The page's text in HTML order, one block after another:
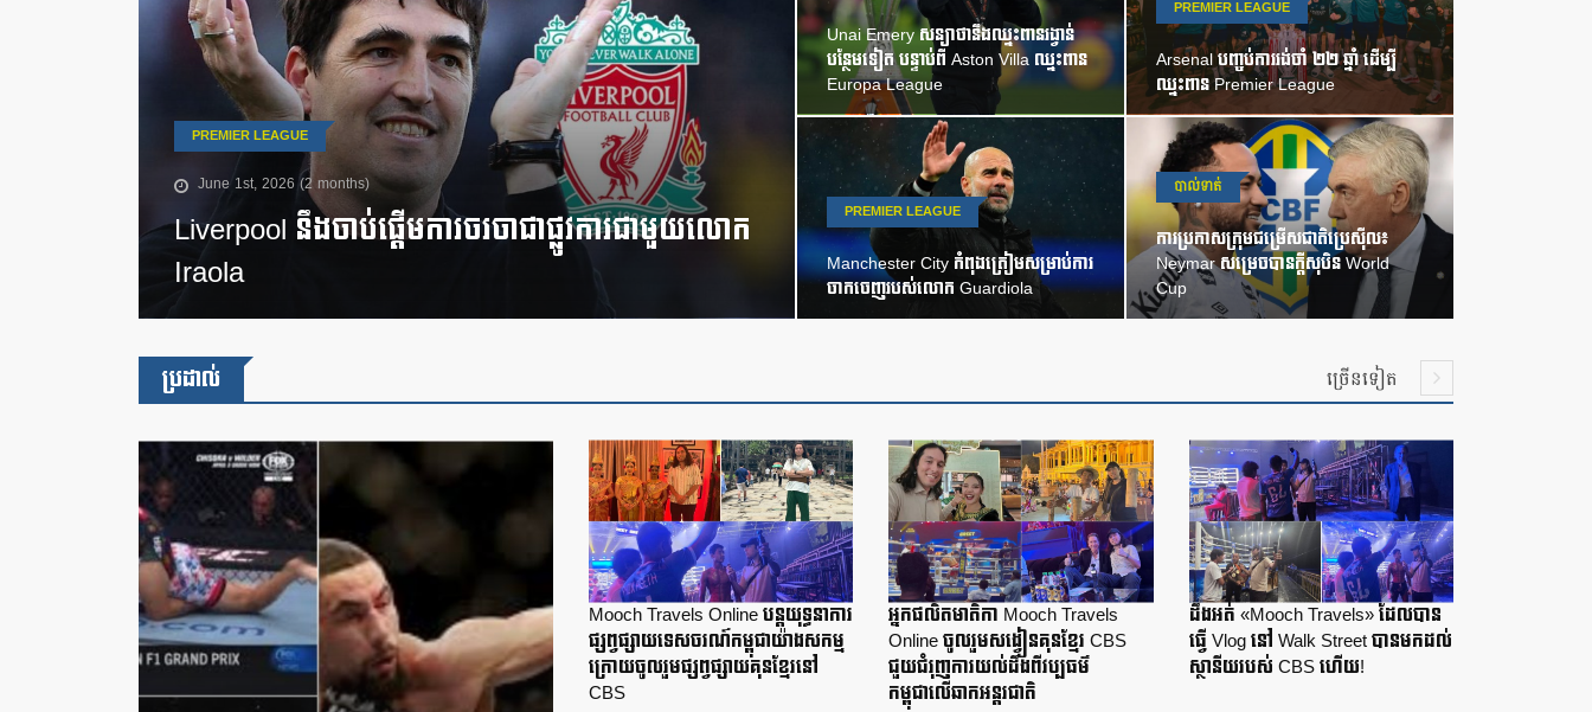
PREMIER LEAGUE
June 1st, 2026 (2 months)
Liverpool នឹងចាប់ផ្តើមការចរចាជាផ្លូវការជាមួយលោក
Iraola
Unai Emery សន្យាថានឹងឈ្នះពានរង្វាន់
បន្ថែមទៀត បន្ទាប់ពី Aston Villa ឈ្នះពាន
Europa League
PREMIER LEAGUE
Arsenal បញ្ចប់ការរង់ចាំ ២២ ឆ្នាំ ដើម្បី
ឈ្នះពាន Premier League
PREMIER LEAGUE
Manchester City កំពុងត្រៀមសម្រាប់ការ
ចាកចេញរបស់លោក Guardiola
បាល់ទាត់
ការប្រកាសក្រុមជម្រើសជាតិប្រេស៊ីល៖
Neymar សម្រេចបានក្តីសុបិន World
Cup
ប្រដាល់ ច្រើនទៀត
Mooch Travels Online បន្តយុទ្ធនាការ
ផ្សព្វផ្សាយទេសចរណ៍កម្ពុជាយ៉ាងសកម្ម
ក្រោយចូលរួមផ្សព្វផ្សាយគុនខ្មែរនៅ
CBS
អ្នកផលិតមាតិកា Mooch Travels
Online ចូលរួមសង្វៀនគុនខ្មែរ CBS
ជួយជំរុញការយល់ដឹងពីវប្បធម៌
កម្ពុជាលើឆាកអន្តរជាតិ
ដឹងអត់ «Mooch Travels» ដែលបាន
ធ្វើ Vlog នៅ Walk Street បានមកដល់
ស្ថានីយរបស់ CBS ហើយ!